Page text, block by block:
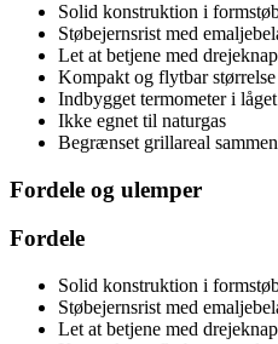
Solid konstruktion i
Støbejernsrist med
Let at betjene med
Kompakt og flytbar størrelse
Indbygget termometer i låget
Ikke egnet til naturgas
Begrænset grillareal
Fordele og ulemper
Fordele
Solid konstruktion i
Støbejernsrist med
Let at betjene med